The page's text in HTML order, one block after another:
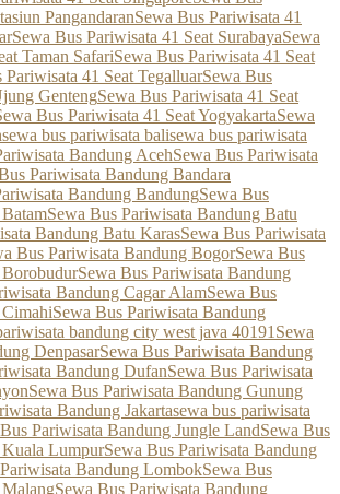
PangandaranSewa Bus Pariwisata 41
Sewa Bus Pariwisata 41 Seat SurabayaSewa
Taman SafariSewa Bus Pariwisata 41 Seat
Pariwisata 41 Seat TegalluarSewa Bus
GentengSewa Bus Pariwisata 41 Seat
Bus Pariwisata 41 Seat YogyakartaSewa
sewa bus pariwisata balisewa bus pariwisata
Bandung AcehSewa Bus Pariwisata
Pariwisata Bandung Bandara
Bandung BandungSewa Bus
Sewa Bus Pariwisata Bandung Batu
Bandung Batu KarasSewa Bus Pariwisata
Bus Pariwisata Bandung BogorSewa Bus
Sewa Bus Pariwisata Bandung
Bandung Cagar AlamSewa Bus
Sewa Bus Pariwisata Bandung
bandung city west java 40191Sewa
DenpasarSewa Bus Pariwisata Bandung
Bandung DufanSewa Bus Pariwisata
Sewa Bus Pariwisata Bandung Gunung
Bandung Jakartasewa bus pariwisata
Pariwisata Bandung Jungle LandSewa Bus
LumpurSewa Bus Pariwisata Bandung
Bandung LombokSewa Bus
Sewa Bus Pariwisata Bandung